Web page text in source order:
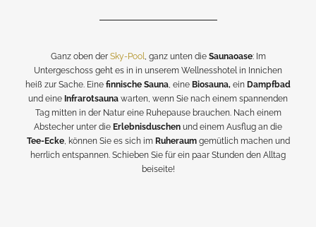
Ganz oben der Sky-Pool, ganz unten die Saunaoase: Im
Untergeschoss geht es in in unserem Wellnesshotel in Innichen
heiß zur Sache. Eine finnische Sauna, eine Biosauna, ein Dampfbad
und eine Infrarotsauna warten, wenn Sie nach einem spannenden
Tag mitten in der Natur eine Ruhepause brauchen. Nach einem
Abstecher unter die Erlebnisduschen und einem Ausflug an die
Tee-Ecke, können Sie es sich im Ruheraum gemütlich machen und
herrlich entspannen. Schieben Sie für ein paar Stunden den Alltag
beiseite!